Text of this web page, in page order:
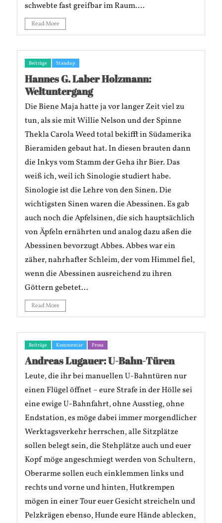
schwebte fast greifbar im Raum....
Read More
Beiträge Standup
Hannes G. Laber Holzmann:
Weltuntergang
Die Biene Maja hatte ja vor langer Zeit viel zu
tun, als sie mit Willie Nelson und der Spinne
Thekla Carola Weed total bekifft in Südamerika
Bieramiden gebaut hat. In diesen brauten dann
die Inkys vom Stamm der Geha ihr Bier. Das
weiß ich, weil ich Sinologie studiert habe.
Sinologie ist die Lehre von den Sinen. Die
wichtigsten Sinen waren die Abessinen. Es gab
auch noch die Apfelsinen, die sich hauptsächlich
von Äpfeln ernährten und analog dazu aßen die
Abessinen bevorzugt Abbes. Abbes war ein
zäher, nahrhafter Schleim, der vom Himmel fiel,
wenn die Abessinen ausreichend zu ihren
Göttern gebetet...
Read More
Beiträge Kommentar Prosa
Andreas Lugauer: U-Bahn-Türen
Leute, die ihr bei manuellen U-Bahntüren nur
einen Flügel öffnet – eure Strafe in der Hölle sei
eine ewige U-Bahnfahrt, ohne Ausstieg, ohne
Endstation, es möge dabei immer morgendlicher
Werktagsverkehr herrschen, alle Sitzplätze
sollen belegt sein, die Stehplätze auch und euer
Kopf möge angeschmiegt werden von Schultern,
Oberarme sollen euch einklemmen links und
rechts und vorne und hinten, Hutkrempen
mögen in einer Tour euer Gesicht streicheln und
Pelzkrägen ebenso, Hunde eure Hände ablecken,